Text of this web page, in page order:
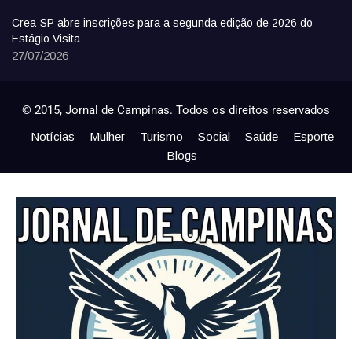
Crea-SP abre inscrições para a segunda edição de 2026 do
Estágio Visita
27/07/2026
© 2015, Jornal de Campinas. Todos os direitos reservados
Notícias Mulher Turismo Social Saúde
Esporte
Blogs